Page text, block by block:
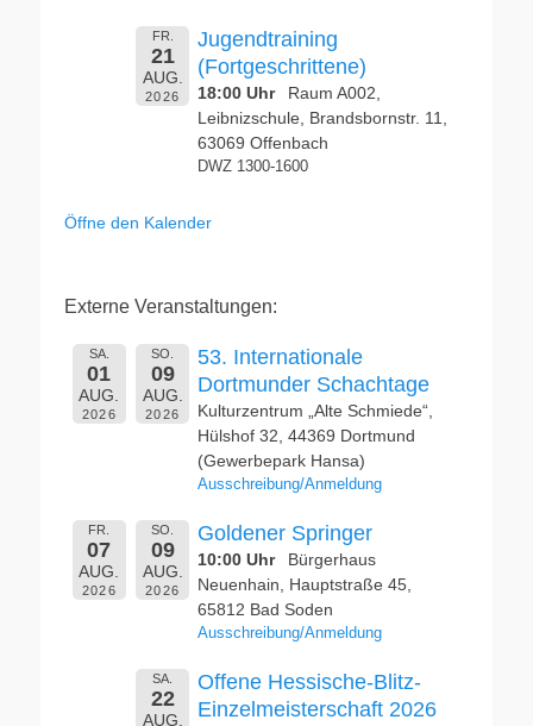
FR.
21
AUG.
2026
Jugendtraining
(Fortgeschrittene)
18:00 Uhr
Raum A002,
Leibnizschule, Brandsbornstr. 11,
63069 Offenbach
DWZ 1300-1600
Öffne den Kalender
Externe Veranstaltungen:
SA.
01
AUG.
2026
SO.
09
AUG.
2026
53. Internationale
Dortmunder Schachtage
Kulturzentrum „Alte Schmiede“,
Hülshof 32, 44369 Dortmund
(Gewerbepark Hansa)
Ausschreibung/Anmeldung
FR.
07
AUG.
2026
SO.
09
AUG.
2026
Goldener Springer
10:00 Uhr
Bürgerhaus
Neuenhain, Hauptstraße 45,
65812 Bad Soden
Ausschreibung/Anmeldung
SA.
22
AUG.
Offene Hessische-Blitz-
Einzelmeisterschaft 2026